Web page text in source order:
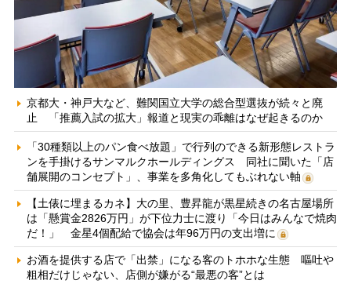
京都大・神戸大など、難関国立大学の総合型選抜が続々と廃
止 「推薦入試の拡大」報道と現実の乖離はなぜ起きるのか
「30種類以上のパン食べ放題」で行列のできる新形態レストラ
ンを手掛けるサンマルクホールディングス 同社に聞いた「店
舗展開のコンセプト」、事業を多角化してもぶれない軸
【土俵に埋まるカネ】大の里、豊昇龍が黒星続きの名古屋場所
は「懸賞金2826万円」が下位力士に渡り「今日はみんなで焼肉
だ！」 金星4個配給で協会は年96万円の支出増に
お酒を提供する店で「出禁」になる客のトホホな生態 嘔吐や
粗相だけじゃない、店側が嫌がる“最悪の客”とは